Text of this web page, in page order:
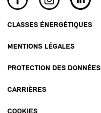
CLASSES ÉNERGÉTIQUES
MENTIONS LÉGALES
PROTECTION DES DONNÉES
CARRIÈRES